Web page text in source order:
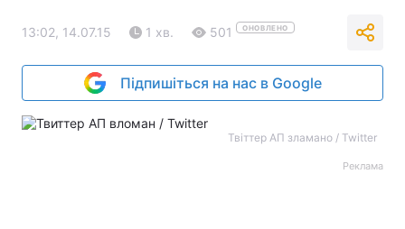
13:02, 14.07.15 1 хв. 501 ОНОВЛЕНО
Підпишіться на нас в Google
Твіттер АП зламано / Twitter
Реклама